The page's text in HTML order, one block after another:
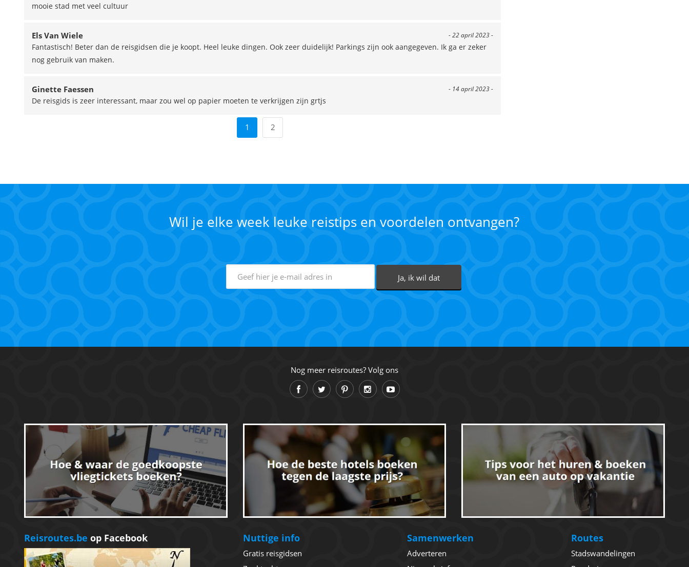
mooie stad met veel cultuur
- 22 april 2023 -
Els Van Wiele
Fantastisch! Beter dan de reisgidsen die je koopt. Heel leuke dingen. Ook zeer duidelijk! Parkings zijn ook aangegeven. Ik ga er zeker
nog gebruik van maken.
- 14 april 2023 -
Ginette Faessen
De reisgids is zeer interessant, maar zou wel op papier moeten te verkrijgen zijn grtjs
1 2
Wil je elke week leuke reistips en voordelen ontvangen?
Nog meer reisroutes? Volg ons
Reisroutes.be op Facebook Nuttige info
Gratis reisgidsen
Samenwerken
Adverteren
Routes
Stadswandelingen